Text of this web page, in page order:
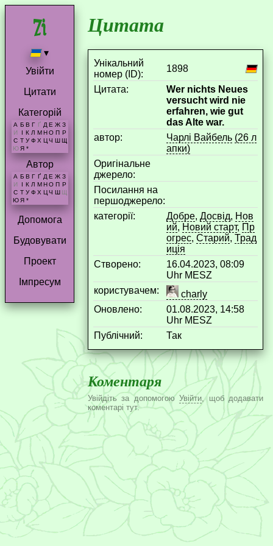
▾
Увійти
Цитати
Категорій
А Б В Г Ґ Д Е Ж З
И
І К Л М Н О П Р
С Т У Ф Х Ц Ч Ш Щ
Ю Я *
Автор
А Б В Г Ґ Д Е Ж З
И
К Л М Н О П Р
С Т У Ф Х Ц Ч Ш Щ
Ю Я *
Допомога
Будовувати
Проект
Імпресум
Цитата
Унікальний
номер (ID):
1898
Цитата:
Wer nichts Neues
versucht wird nie
erfahren, wie gut
das Alte war.
aвтор:
Чарлі Вайбель (26 л
апки)
Оригінальне
джерело:
Посилання на
першоджерело:
категорії:
Добре, Досвід, Нов
ий, Новий старт, Пр
огрес, Старий, Трад
иція
Створено:
16.04.2023, 08:09
Uhr MESZ
користувачем:
charly
Оновлено:
01.08.2023, 14:58
Uhr MESZ
Публічний:
Так
Коментаря
Увійдіть за допомогоюУвійти , щоб додавати
коментарі тут.